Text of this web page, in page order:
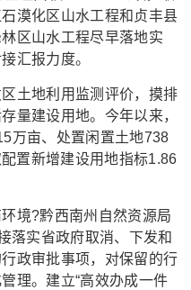
漠化区山水工程和贞丰县
区山水工程尽早落地实
汇报力度。
土地利用监测评价，摸排
量建设用地。今年以来，
万亩、处置闲置土地738
置新增建设用地指标1.86
境?黔西南州自然资源局
落实省政府取消、下发和
政审批事项，对保留的行
理。建立“高效办成一件